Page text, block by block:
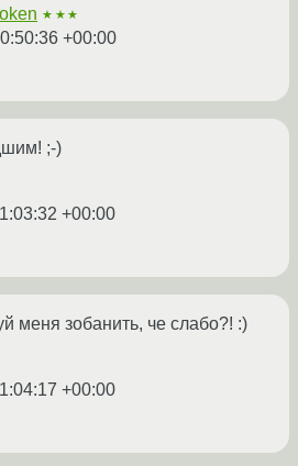
★★★
+00:00
;-)
+00:00
меня зобанить, че слабо?! :)
+00:00